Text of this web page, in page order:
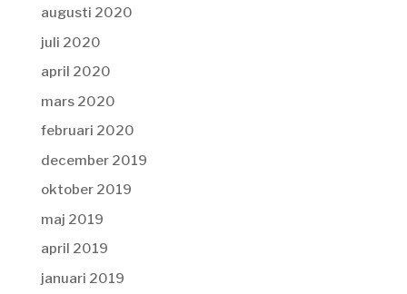
augusti 2020
juli 2020
april 2020
mars 2020
februari 2020
december 2019
oktober 2019
maj 2019
april 2019
januari 2019